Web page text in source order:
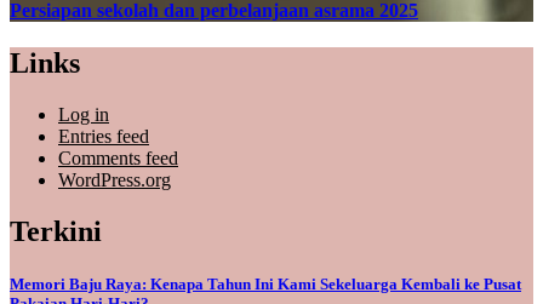
Persiapan sekolah dan perbelanjaan asrama 2025
Links
Log in
Entries feed
Comments feed
WordPress.org
Terkini
Memori Baju Raya: Kenapa Tahun Ini Kami Sekeluarga Kembali ke Pusat